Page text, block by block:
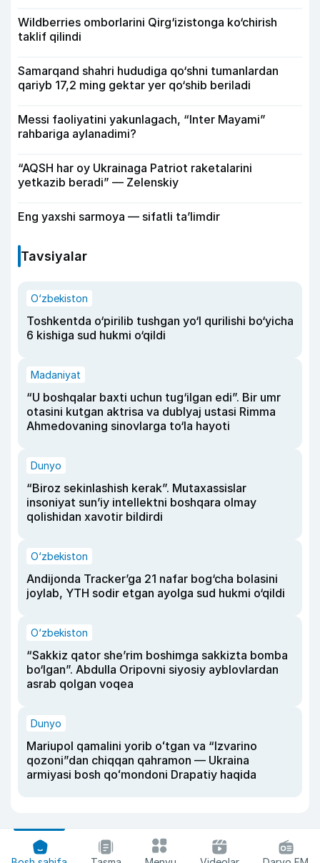
Wildberries omborlarini Qirg‘izistonga ko‘chirish
taklif qilindi
Samarqand shahri hududiga qo‘shni tumanlardan
qariyb 17,2 ming gektar yer qo‘shib beriladi
Messi faoliyatini yakunlagach, “Inter Mayami”
rahbariga aylanadimi?
“AQSH har oy Ukrainaga Patriot raketalarini
yetkazib beradi” — Zelenskiy
Eng yaxshi sarmoya — sifatli ta’limdir
Tavsiyalar
O‘zbekiston
Toshkentda o‘pirilib tushgan yo‘l qurilishi bo‘yicha
6 kishiga sud hukmi o‘qildi
Madaniyat
“U boshqalar baxti uchun tug‘ilgan edi”. Bir umr
otasini kutgan aktrisa va dublyaj ustasi Rimma
Ahmedovaning sinovlarga to‘la hayoti
Dunyo
“Biroz sekinlashish kerak”. Mutaxassislar
insoniyat sun’iy intellektni boshqara olmay
qolishidan xavotir bildirdi
O‘zbekiston
Andijonda Tracker’ga 21 nafar bog‘cha bolasini
joylab, YTH sodir etgan ayolga sud hukmi o‘qildi
O‘zbekiston
“Sakkiz qator she’rim boshimga sakkizta bomba
bo‘lgan”. Abdulla Oripovni siyosiy ayblovlardan
asrab qolgan voqea
Dunyo
Mariupol qamalini yorib oʻtgan va “Izvarino
qozoni”dan chiqqan qahramon — Ukraina
armiyasi bosh qoʻmondoni Drapatiy haqida